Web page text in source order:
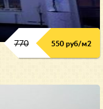
770 550 руб/м2